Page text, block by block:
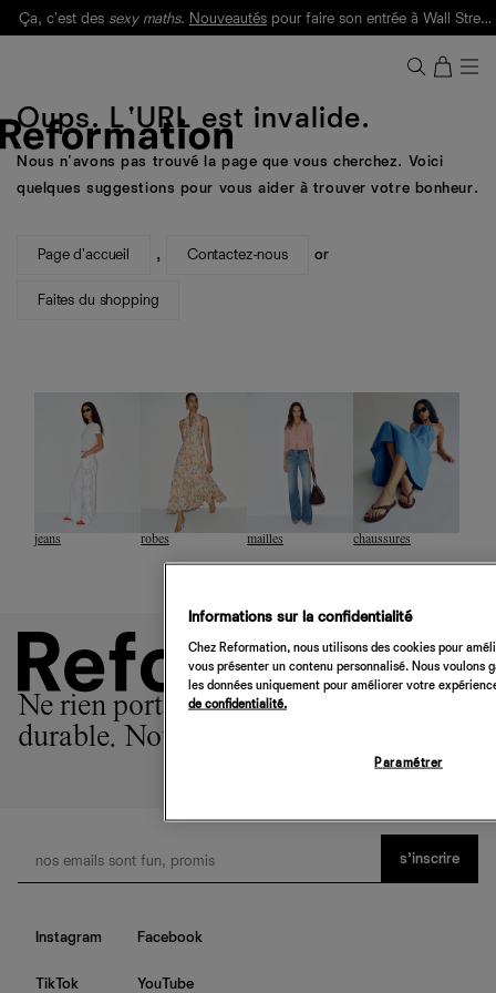
Ça, c'est des sexy maths. Nouveautés pour faire son entrée à Wall Street.
Oups. L'URL est invalide.
Nous n'avons pas trouvé la page que vous cherchez. Voici
quelques suggestions pour vous aider à trouver votre bonheur.
Page d'accueil , Contactez-nous or
Faites du shopping
jeans robes mailles chaussures
Ne rien porter est l'option la plus
durable. Nous sommes la 2ème.
s’inscrire
Instagram Facebook
TikTok YouTube
Informations sur la confidentialité
Chez Reformation, nous utilisons des cookies pour
vous présenter un contenu personnalisé. Nous
les données uniquement pour améliorer votre
de confidentialité.
Paramétrer